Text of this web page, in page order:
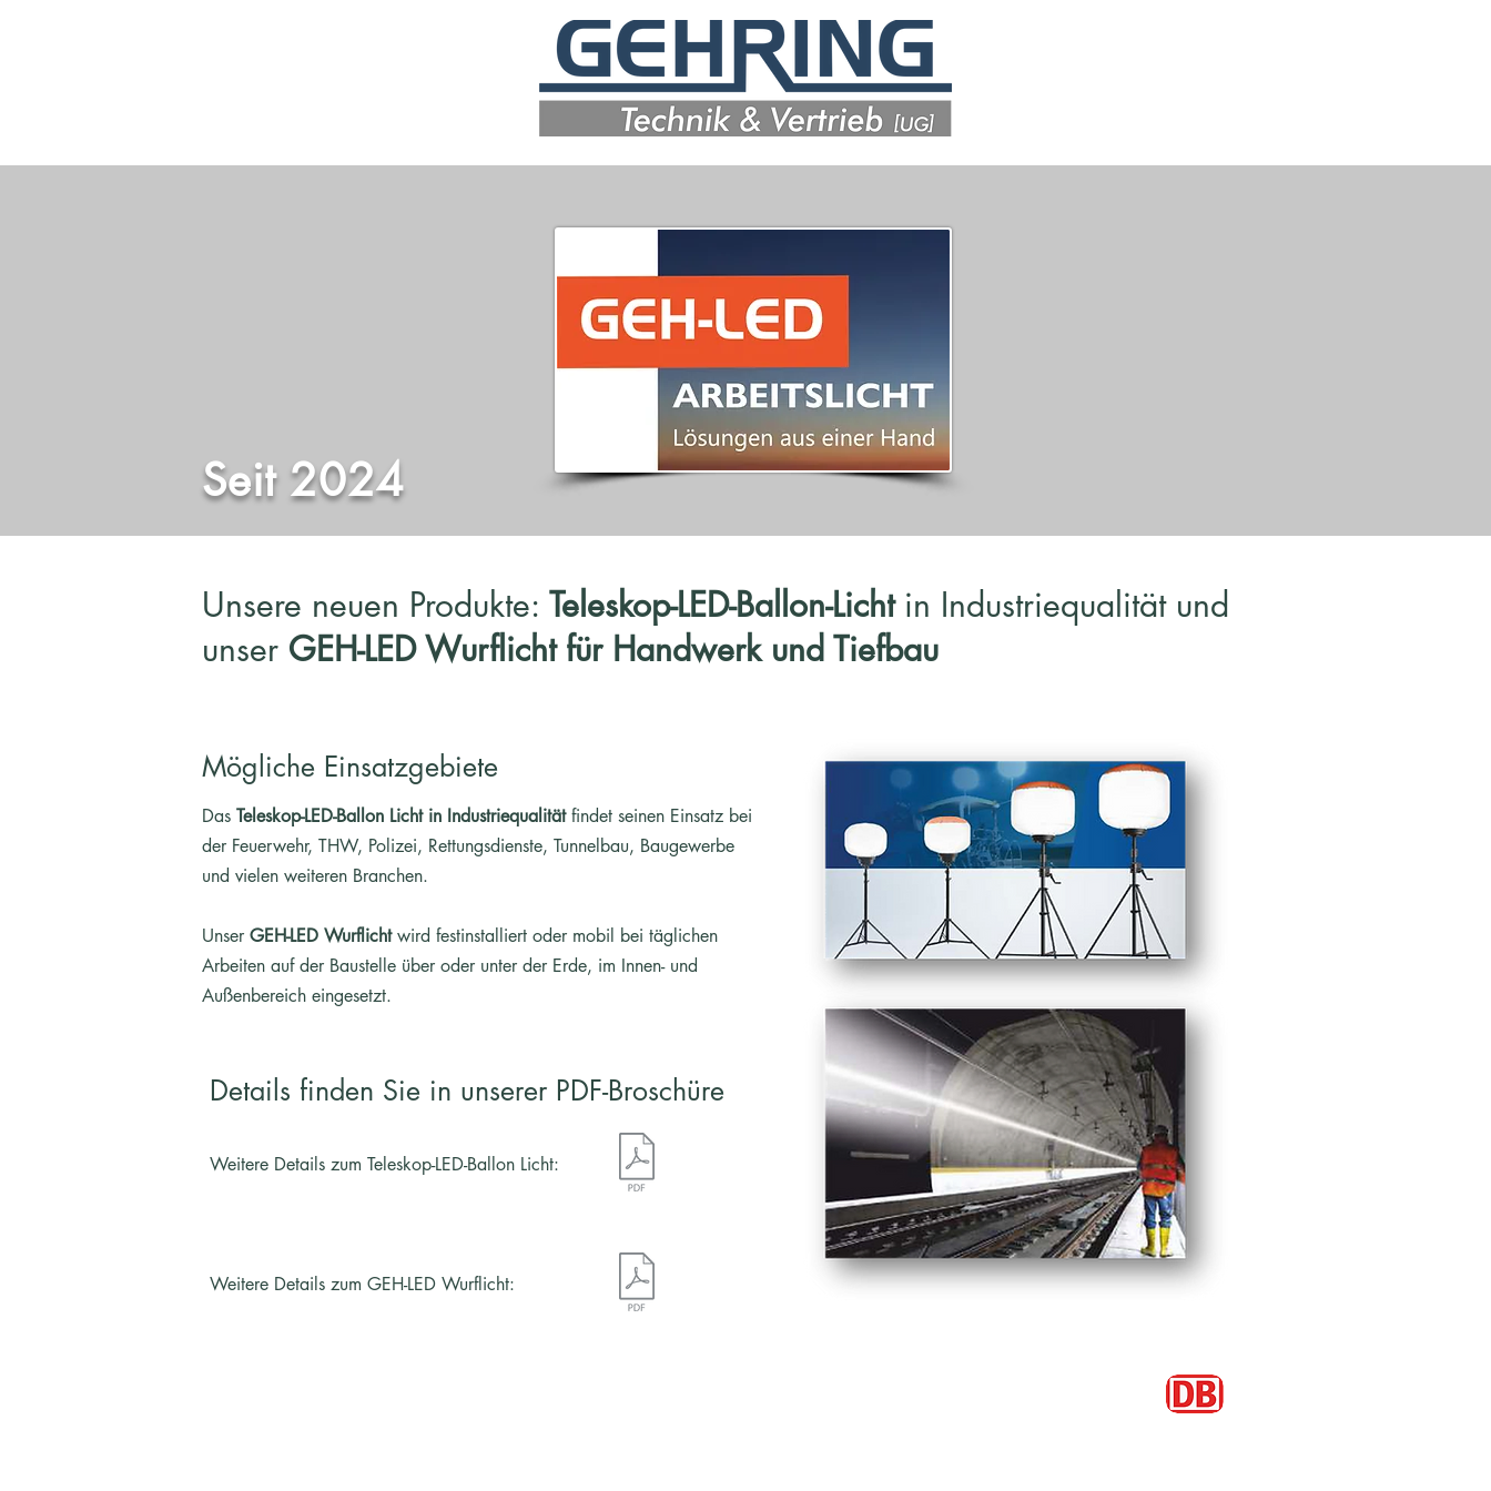
Seit 2024
Unsere neuen Produkte: Teleskop-LED-Ballon-Lichtin Industriequalität und
unser GEH-LED Wurflicht für Handwerk und Tiefbau
Mögliche Einsatzgebiete
Das Teleskop-LED-Ballon Licht in Industriequalitätfindet seinen Einsatz bei
der Feuerwehr, THW, Polizei, Rettungsdienste, Tunnelbau, Baugewerbe
und vielen weiteren Branchen.
Unser GEH-LED Wurflichtwird festinstalliert oder mobil bei täglichen
Arbeiten auf der Baustelle über oder unter der Erde, im Innen- und
Außenbereich eingesetzt.
Details finden Sie in unserer PDF-Broschüre
Weitere Details zum Teleskop-LED-Ballon Licht:
Weitere Details zum GEH-LED Wurflicht: